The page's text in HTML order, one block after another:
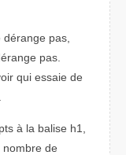
dérange pas,
pas.
qui essaie de
à la balise h1,
nombre de